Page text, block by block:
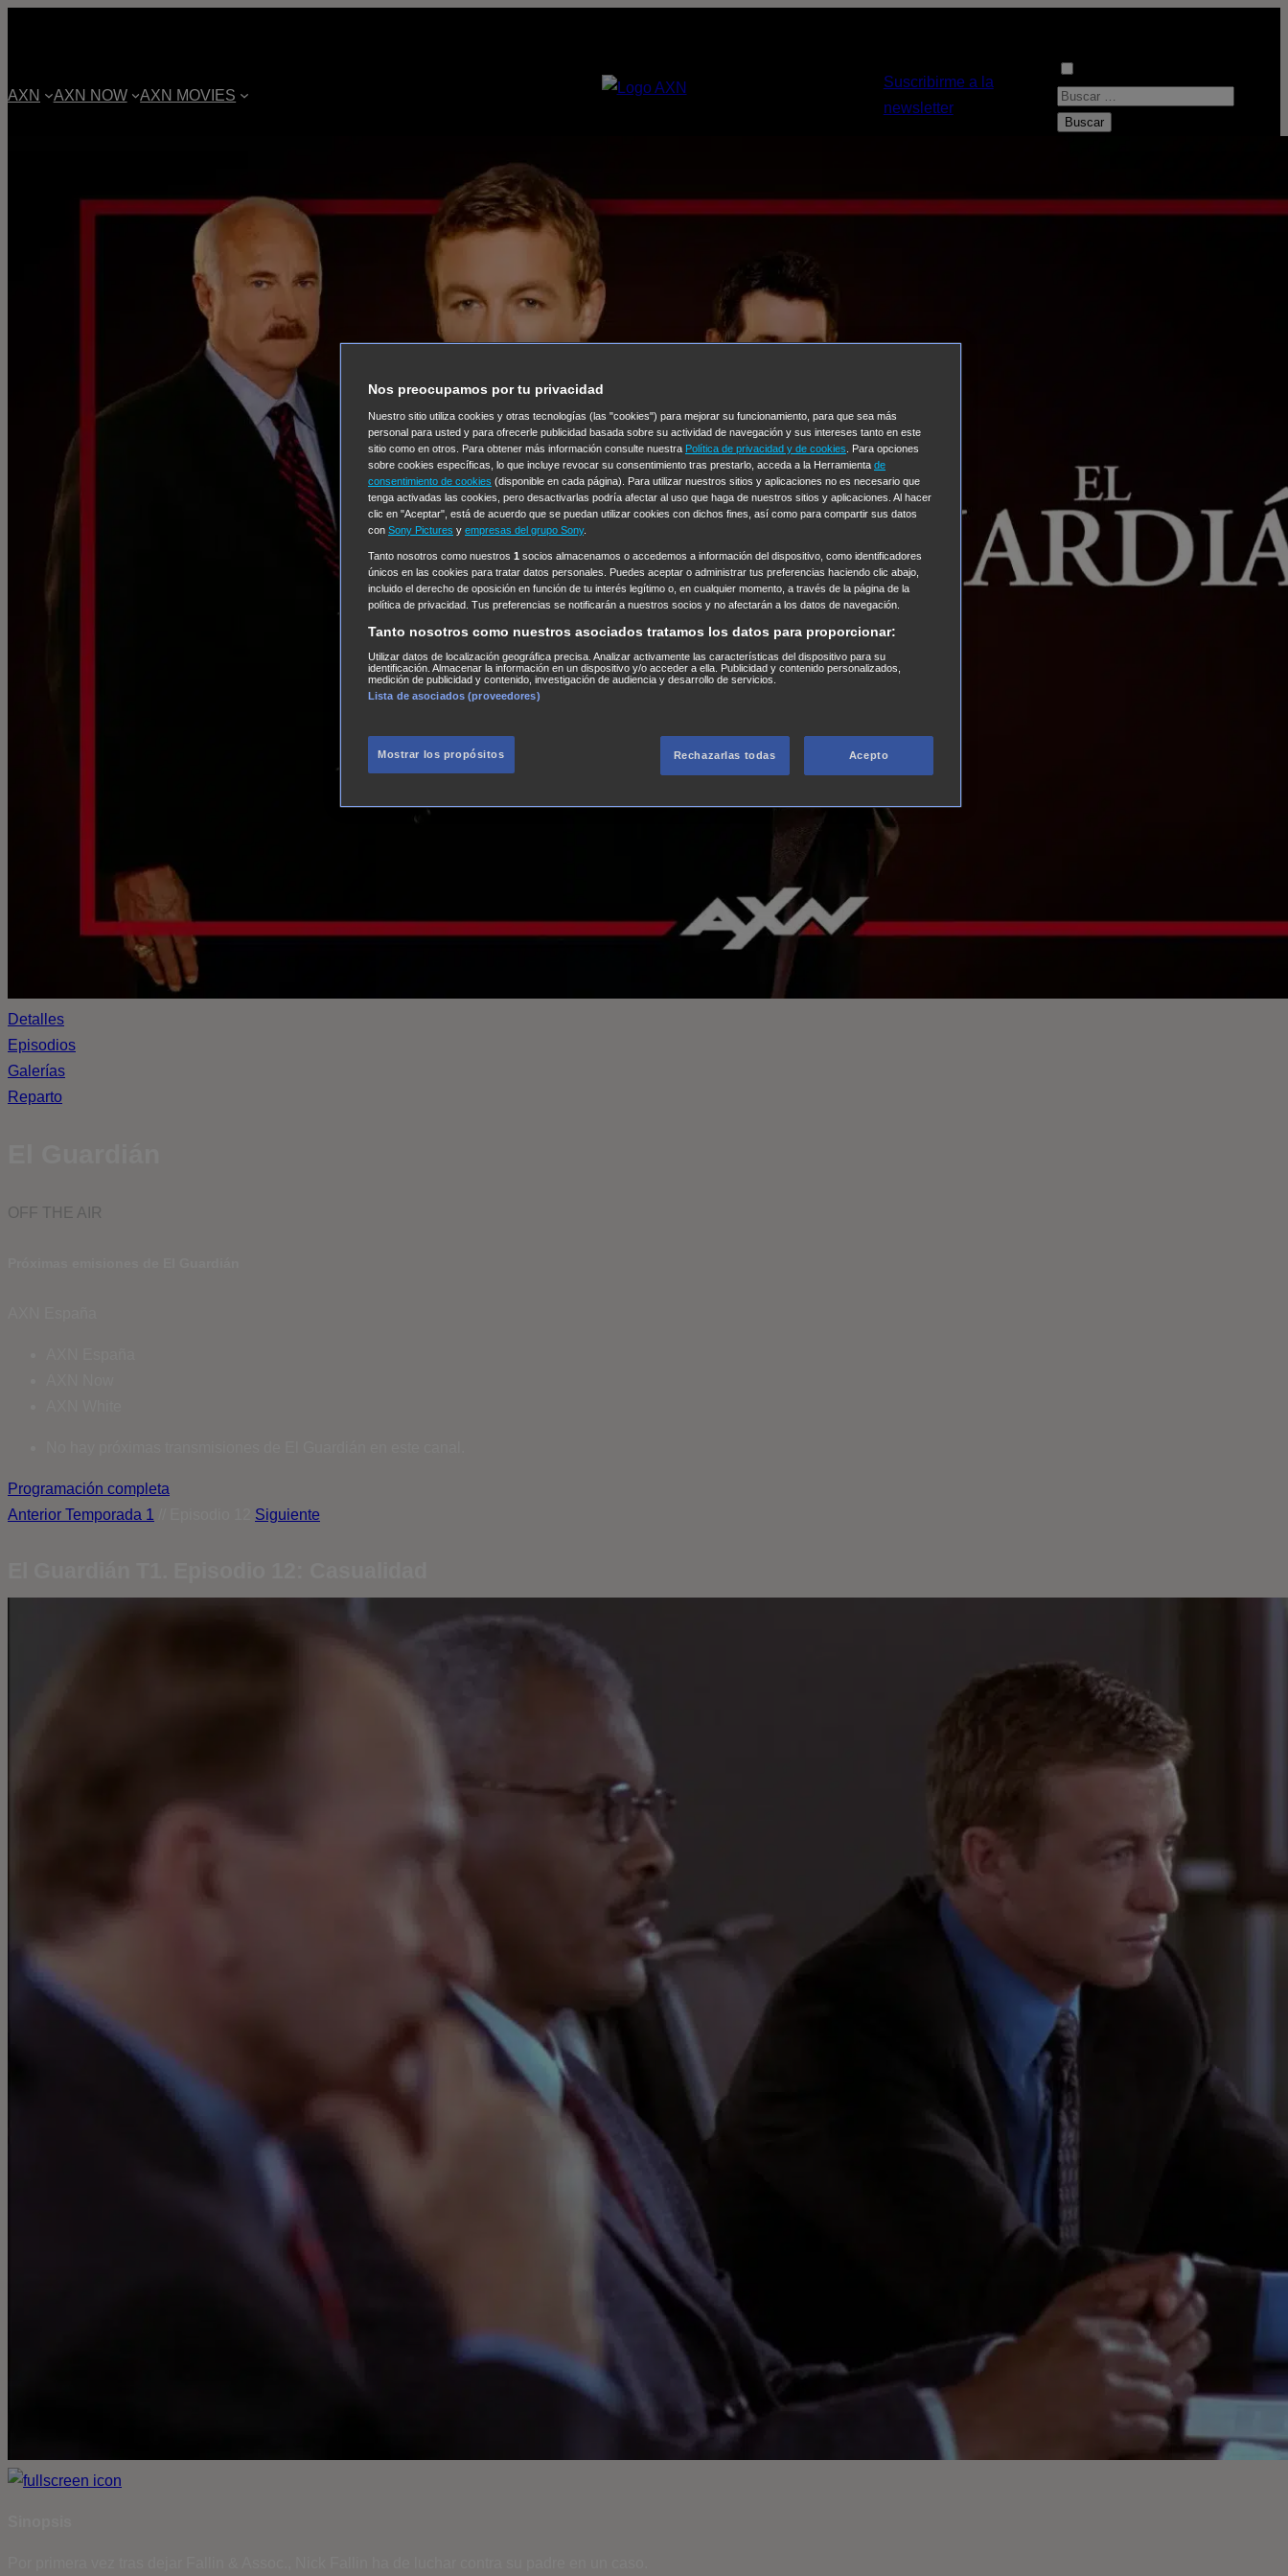
AXN AXN NOW AXN MOVIES
Suscribirme a la
newsletter
B
a
Detalles
Episodios
Galerías
Reparto
OFF THE AIR
Programación completa
Anterior Temporada 1 Siguiente
Nos preocupamos por tu privacidad
Nuestro sitio utiliza cookies y otras tecnologías (las "cookies") para mejorar su funcionamiento, para que sea más
personal para usted y para ofrecerle publicidad basada sobre su actividad de navegación y sus intereses tanto en este
sitio como en otros. Para obtener más información consulte nuestra Política de privacidad y de cookies . Para opciones
sobre cookies específicas, lo que incluye revocar su consentimiento tras prestarlo, acceda a la Herramienta de
consentimiento de cookies (disponible en cada página). Para utilizar nuestros sitios y aplicaciones no es necesario que
tenga activadas las cookies, pero desactivarlas podría afectar al uso que haga de nuestros sitios y aplicaciones. Al hacer
clic en "Aceptar", está de acuerdo que se puedan utilizar cookies con dichos fines, así como para compartir sus datos
con Sony Pictures y empresas del grupo Sony.
Tanto nosotros como nuestros 1 socios almacenamos o accedemos a información del dispositivo, como identificadores
únicos en las cookies para tratar datos personales. Puedes aceptar o administrar tus preferencias haciendo clic abajo,
incluido el derecho de oposición en función de tu interés legítimo o, en cualquier momento, a través de la página de la
política de privacidad. Tus preferencias se notificarán a nuestros socios y no afectarán a los datos de navegación.
Tanto nosotros como nuestros asociados tratamos los datos para proporcionar:
Utilizar datos de localización geográfica precisa. Analizar activamente las características del dispositivo para su
identificación. Almacenar la información en un dispositivo y/o acceder a ella. Publicidad y contenido personalizados,
medición de publicidad y contenido, investigación de audiencia y desarrollo de servicios.
Lista de asociados (proveedores)
Mostrar los propósitos Rechazarlas todas Acepto